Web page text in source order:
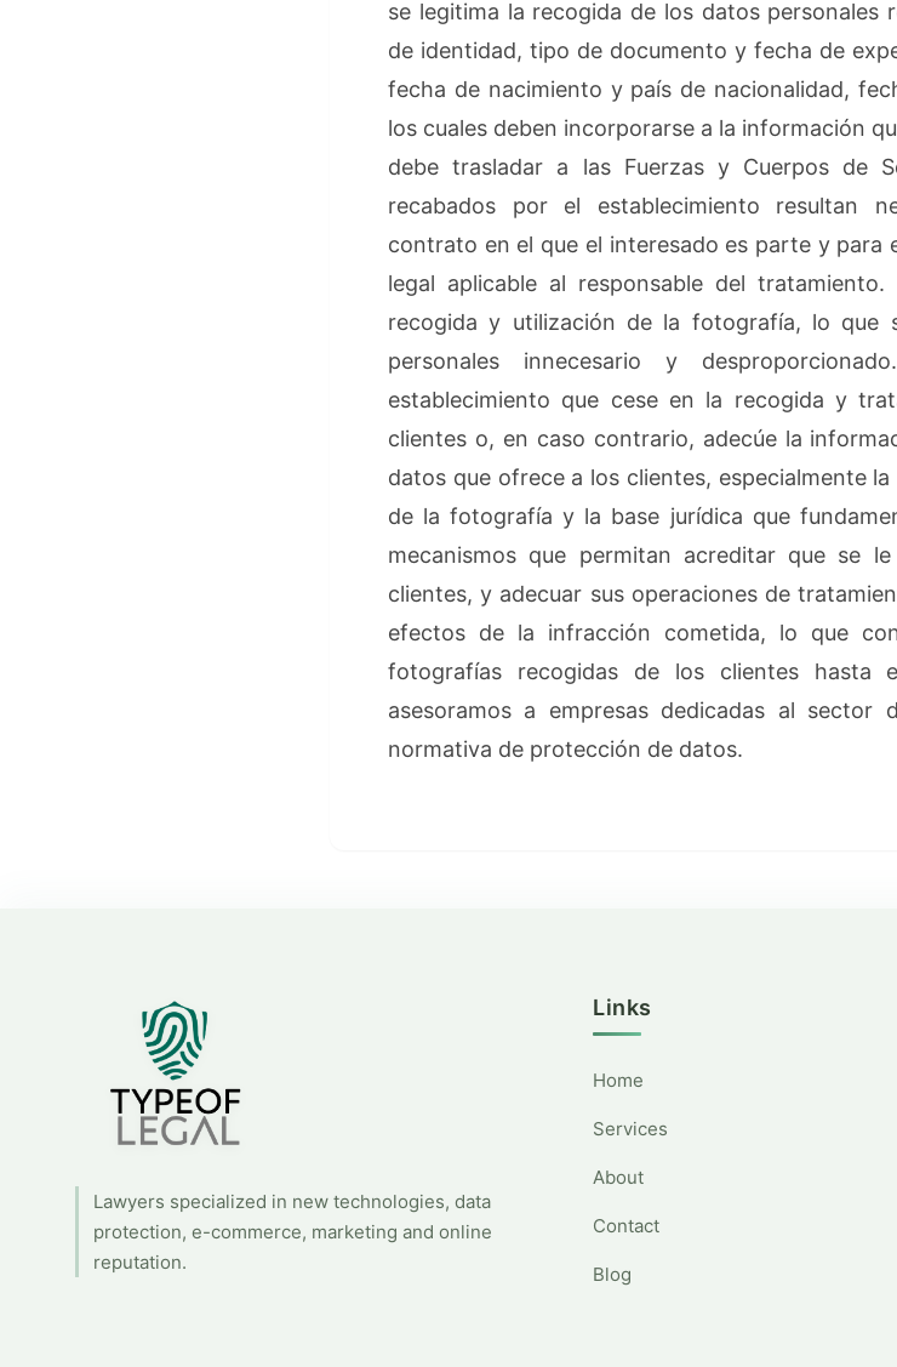
se legitima la recogida de los datos personales
de identidad, tipo de documento y fecha de
fecha de nacimiento y país de nacionalidad,
los cuales deben incorporarse a la información
debe trasladar a las Fuerzas y Cuerpos de
recabados por el establecimiento resultan
contrato en el que el interesado es parte y para
legal aplicable al responsable del
recogida y utilización de la fotografía, lo que
personales innecesario y
establecimiento que cese en la recogida y
clientes o, en caso contrario, adecúe la
datos que ofrece a los clientes, especialmente
de la fotografía y la base jurídica que
mecanismos que permitan acreditar que se
clientes, y adecuar sus operaciones de
efectos de la infracción cometida, lo que
fotografías recogidas de los clientes hasta
asesoramos a empresas dedicadas al sector
normativa de protección de datos.
Lawyers specialized in new technologies, data
protection, e-commerce, marketing and online
reputation.
Links
Home
Services
About
Contact
Blog